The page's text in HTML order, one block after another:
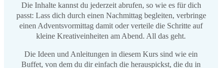
Die Inhalte kannst du jederzeit abrufen, so wie es für dich
passt: Lass dich durch einen Nachmittag begleiten, verbringe
einen Adventsvormittag damit oder verteile die Schritte auf
kleine Kreativeinheiten am Abend. All das geht.
Die Ideen und Anleitungen in diesem Kurs sind wie ein
Buffet, von dem du dir einfach die herauspickst, die du in